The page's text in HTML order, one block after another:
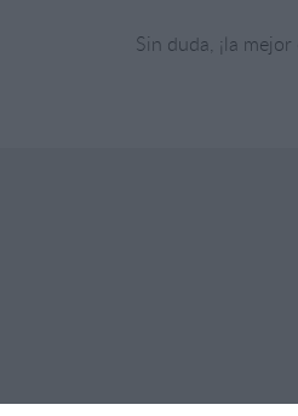
Sin duda, ¡la